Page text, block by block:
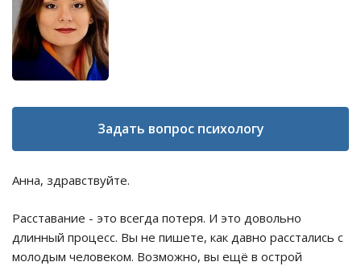
Задать вопрос психологу
Анна, здравствуйте.
Расставание - это всегда потеря. И это довольно
длинный процесс. Вы не пишете, как давно расстались с
молодым человеком. Возможно, вы ещё в острой